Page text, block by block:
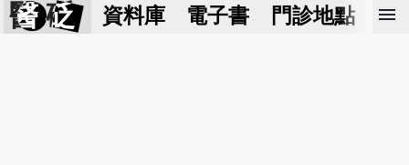
醫 砭 資料庫 電子書 門診地點 預
menu